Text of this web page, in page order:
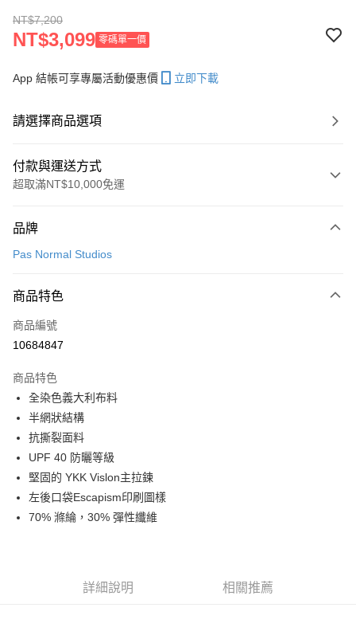
NT$7,200
NT$3,099 零碼單一價
App 結帳可享專屬活動優惠價 立即下載
請選擇商品選項
付款與運送方式
超取滿NT$10,000免運
信用卡一次付款
LINE Pay
Apple Pay
運送方式
全家店到店
每筆NT$80，滿NT$10,000(含以上)免運費
付款後全家取貨
每筆NT$80，滿NT$10,000(含以上)免運費
7-11店到店
每筆NT$80，滿NT$10,000(含以上)免運費
品牌
Pas Normal Studios
商品特色
商品編號
10684847
商品特色
全染色義大利布料
半網狀結構
抗撕裂面料
UPF 40 防曬等級
堅固的 YKK Vislon主拉鍊
左後口袋Escapism印刷圖樣
70% 滌綸，30% 彈性纖維
詳細說明 相關推薦